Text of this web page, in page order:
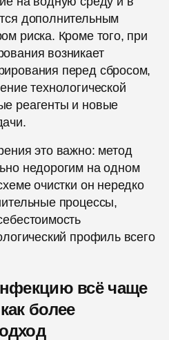
дополнительным
риска. Кроме того, при
возникает
перед сбросом,
технологической
реагенты и новые
это важно: метод
недорогим на одном
очистки он нередко
процессы,
профиль всего
всё чаще
более